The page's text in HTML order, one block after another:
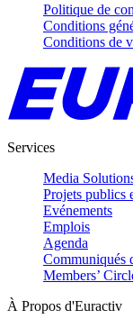
Politique de
Conditions
Conditions de
Services
Media
Projets publics
Evénements
Emplois
Agenda
Communiqués
Members’
À Propos d'Euractiv